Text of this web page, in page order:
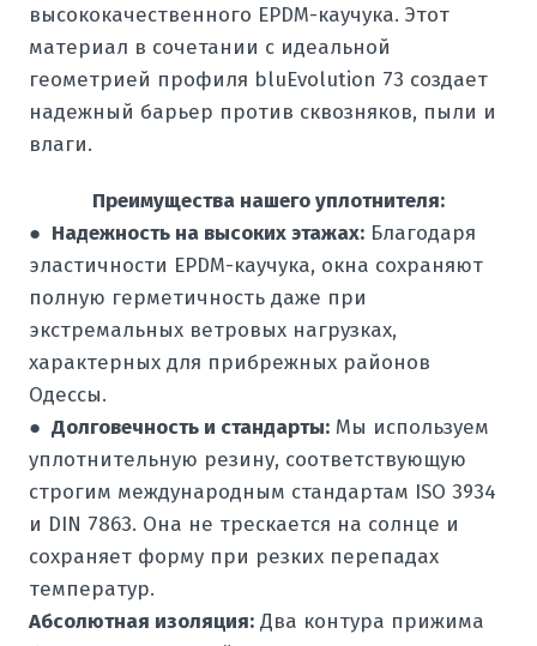
высококачественного EPDM-каучука. Этот
материал в сочетании с идеальной
геометрией профиля bluEvolution 73 создает
надежный барьер против сквозняков, пыли и
влаги.
Преимущества нашего уплотнителя:
● Надежность на высоких этажах: Благодаря
эластичности EPDM-каучука, окна сохраняют
полную герметичность даже при
экстремальных ветровых нагрузках,
характерных для прибрежных районов
Одессы.
● Долговечность и стандарты: Мы используем
уплотнительную резину, соответствующую
строгим международным стандартам ISO 3934
и DIN 7863. Она не трескается на солнце и
сохраняет форму при резких перепадах
температур.
Абсолютная изоляция: Два контура прижима